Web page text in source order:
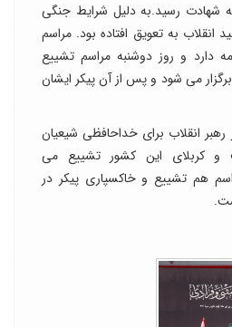
رسید.به دلیل شرایط جنگی
انقلاب به تعویق افتاده بود. مراسم
دارد و روز دوشنبه مراسم تشییع
می شود و پس از آن پیکر ایشان
انقلاب برای خداحافظی شیعیان
و کربلای این کشور تشییع می
هم تشییع و خاکسپاری پیکر در